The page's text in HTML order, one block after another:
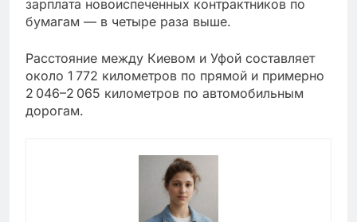
зарплата новоиспеченных контрактников по
бумагам — в четыре раза выше.
Расстояние между Киевом и Уфой составляет
около 1 772 километров по прямой и примерно
2 046–2 065 километров по автомобильным
дорогам.